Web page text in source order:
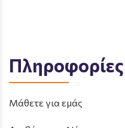
Πληροφορίες
Μάθετε για εμάς